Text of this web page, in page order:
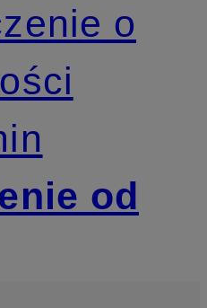
o
od